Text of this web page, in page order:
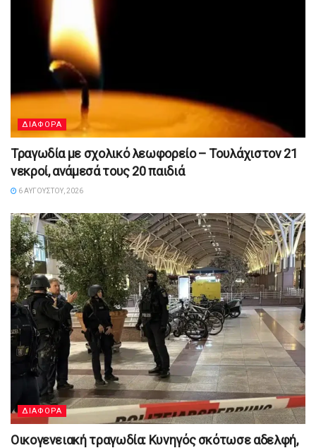
ΔΙΑΦΟΡΑ
Τραγωδία με σχολικό λεωφορείο – Τουλάχιστον 21
νεκροί, ανάμεσά τους 20 παιδιά
6 ΑΥΓΟΎΣΤΟΥ, 2026
ΔΙΑΦΟΡΑ
Οικογενειακή τραγωδία: Κυνηγός σκότωσε αδελφή,